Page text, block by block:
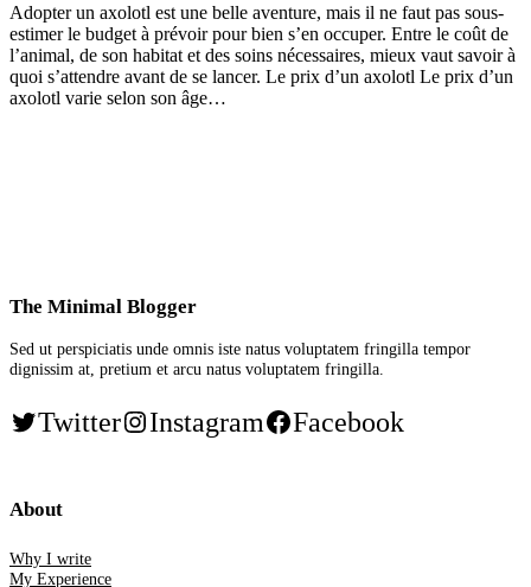
Adopter un axolotl est une belle aventure, mais il ne faut pas sous-
estimer le budget à prévoir pour bien s’en occuper. Entre le coût de
l’animal, de son habitat et des soins nécessaires, mieux vaut savoir à
quoi s’attendre avant de se lancer. Le prix d’un axolotl Le prix d’un
axolotl varie selon son âge…
The Minimal Blogger
Sed ut perspiciatis unde omnis iste natus voluptatem fringilla tempor
dignissim at, pretium et arcu natus voluptatem fringilla.
Twitter Instagram Facebook
About
Why I write
My Experience